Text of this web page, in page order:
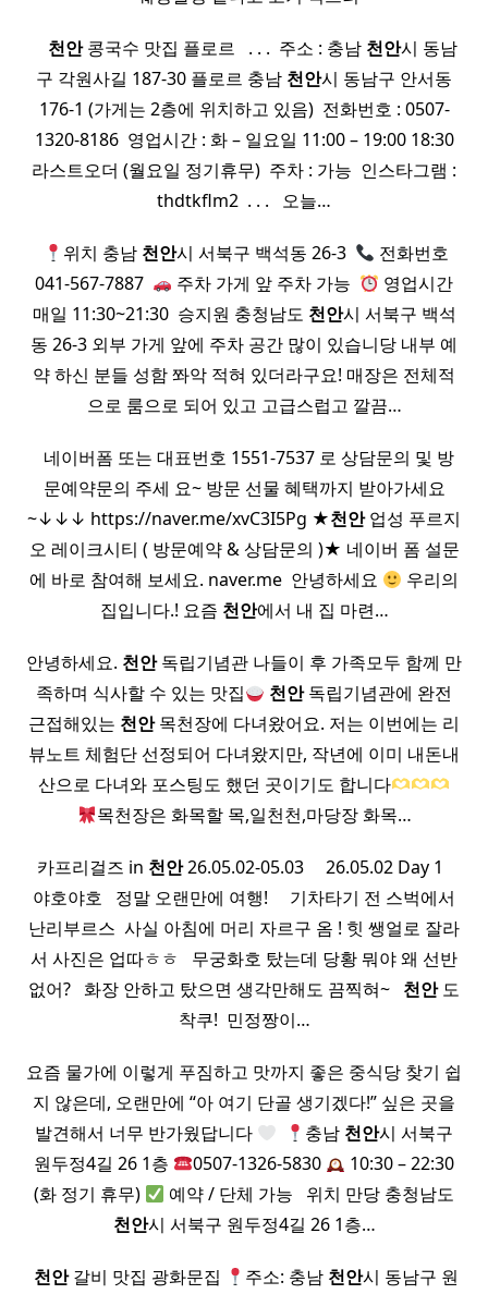
천안콩국수 맛집 플로르 ​ ​ . . . ​ 주소 : 충남 천안시 동남
구 각원사길 187-30 플로르 충남 천안시 동남구 안서동
176-1 (가게는 2층에 위치하고 있음) ​ 전화번호 : 0507-
1320-8186 ​ 영업시간 : 화 – 일요일 11:00 – 19:00 18:30
라스트오더 (월요일 정기휴무) ​ 주차 : 가능 ​ 인스타그램 :
thdtkflm2 ​ . . . ​ ​ 오늘…
위치 충남 천안시 서북구 백석동 26-3 ​
전화번호
041-567-7887 ​
주차 가게 앞 주차 가능 ​
영업시간
매일 11:30~21:30 ​ 승지원 충청남도 천안시 서북구 백석
동 26-3 외부 가게 앞에 주차 공간 많이 있습니당 내부 예
약 하신 분들 성함 쫘악 적혀 있더라구요! 매장은 전체적
으로 룸으로 되어 있고 고급스럽고 깔끔…
​ ​ 네이버폼 또는​ 대표번호 1551-7537 로​ 상담문의 및 방
문예약문의 주세 요~​ 방문 선물 혜택까지 받아가세요
~↓↓↓​ https://naver.me/xvC3I5Pg ★천안업성 푸르지
오 레이크시티 ( 방문예약 & 상담문의 )★ 네이버 폼 설문
에 바로 참여해 보세요. naver.me ​ 안녕하세요
우리의
집입니다.! 요즘 천안에서 내 집 마련…
안녕하세요. 천안독립기념관 나들이 후 가족모두 함께 만
족하며 식사할 수 있는 맛집
천안독립기념관에 완전
근접해있는 천안목천장에 다녀왔어요. 저는 이번에는 리
뷰노트 체험단 선정되어 다녀왔지만, 작년에 이미 내돈내
산으로 다녀와 포스팅도 했던 곳이기도 합니다
목천장은 화목할 목,일천천,마당장 화목…
카프리걸즈 in 천안26.05.02-05.03 ​ ​ ​ ​ 26.05.02 Day 1 ​ ​
야호야호 ​ ​ 정말 오랜만에 여행! ​ ​ ​ ​ 기차타기 전 스벅에서
난리부르스 ​ 사실 아침에 머리 자르구 옴 ! 힛 쌩얼로 잘라
서 사진은 업따ㅎㅎ ​ ​ 무궁화호 탔는데 당황 뭐야 왜 선반
없어? ​ ​ 화장 안하고 탔으면 생각만해도 끔찍혀~ ​ ​ 천안도
착쿠! ​ 민정짱이…
요즘 물가에 이렇게 푸짐하고 맛까지 좋은 중식당 찾기 쉽
지 않은데, 오랜만에 “아 여기 단골 생기겠다!” 싶은 곳을
발견해서 너무 반가웠답니다
충남 천안시 서북구
원두정4길 26 1층
0507-1326-5830
10:30 – 22:30
(화 정기 휴무)
예약 / 단체 가능 ​ ​ 위치 만당 충청남도
천안시 서북구 원두정4길 26 1층…
천안갈비 맛집 광화문집 주소: 충남 천안시 동남구 원